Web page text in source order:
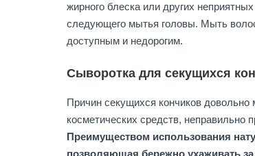
жирного блеска или других
следующего мытья головы. Мыть
доступным и недорогим.
Сыворотка для секущихся
Причин секущихся кончиков
косметических средств, неправильно
Преимуществом использования
позволяющая бережно ухаживать